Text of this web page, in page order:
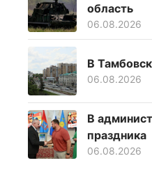
область
06.08.2026
В
06.08.2026
В
праздника
06.08.2026